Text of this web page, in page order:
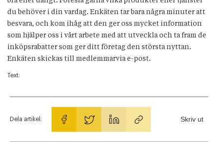
du behöver i din vardag. Enkäten tar bara några minuter att
besvara, och kom ihåg att den ger oss mycket information
som hjälper oss i vårt arbete med att utveckla och ta fram de
inköpsrabatter som ger ditt företag den största nyttan.
Enkäten skickas till medlemmarvia e-post.
Text:
Dela artikel: Skriv ut